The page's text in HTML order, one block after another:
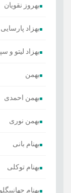
بهروز نقویان
بهزاد پارسایی
بهزاد لیتو و
بهمن
بهمن احمدی
بهمن نوری
بهنام بانی
بهنام توکلی
بهنام جهانبیگلو